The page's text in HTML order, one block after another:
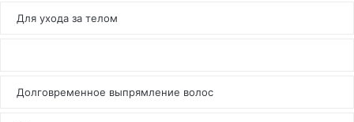
Для ухода за телом
Долговременное выпрямление волос